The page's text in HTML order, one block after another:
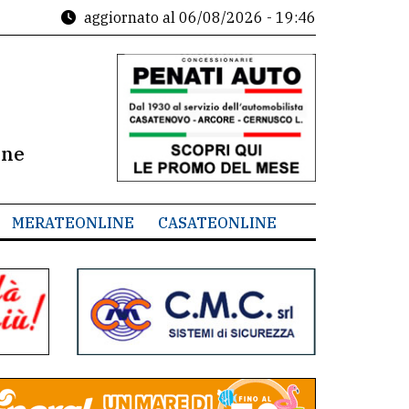
aggiornato al 06/08/2026 - 19:46
MERATEONLINE CASATEONLINE